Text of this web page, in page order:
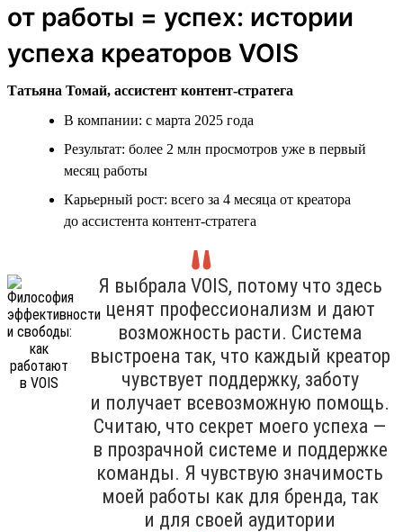
от работы = успех: истории
успеха креаторов VOIS
Татьяна Томай, ассистент контент-стратега
В компании: с марта 2025 года
Результат: более 2 млн просмотров уже в первый
месяц работы
Карьерный рост: всего за 4 месяца от креатора
до ассистента контент-стратега
Я выбрала VOIS, потому что здесь
ценят профессионализм и дают
возможность расти. Система
выстроена так, что каждый креатор
чувствует поддержку, заботу
и получает всевозможную помощь.
Считаю, что секрет моего успеха —
в прозрачной системе и поддержке
команды. Я чувствую значимость
моей работы как для бренда, так
и для своей аудитории